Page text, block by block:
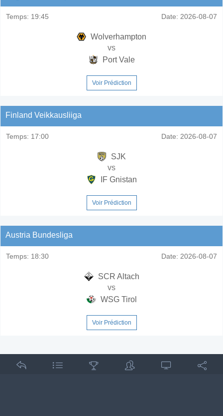
Temps: 19:45 Date: 2026-08-07
Wolverhampton
vs
Port Vale
Voir Prédiction
Finland Veikkausliiga
Temps: 17:00 Date: 2026-08-07
SJK
vs
IF Gnistan
Voir Prédiction
Austria Bundesliga
Temps: 18:30 Date: 2026-08-07
SCR Altach
vs
WSG Tirol
Voir Prédiction